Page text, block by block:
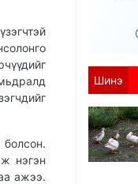
нэгэн
ажээ.
Шинэ